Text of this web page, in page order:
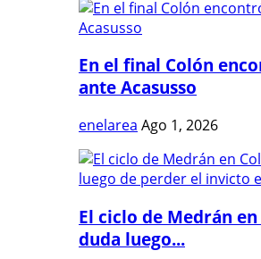
En el final Colón
ante Acasusso
enelarea Ago 1, 2026
El ciclo de Medrán
duda luego...